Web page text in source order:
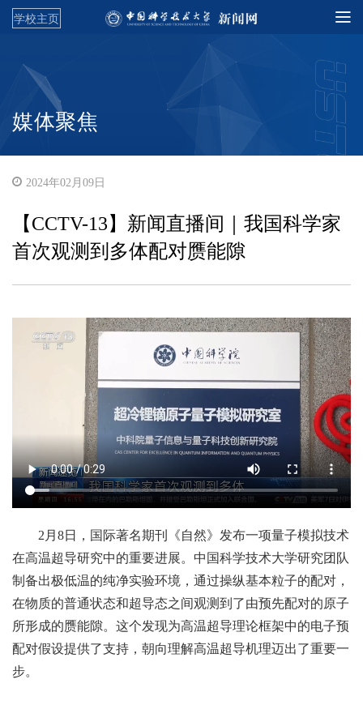
学校主页
媒体聚焦
2024年02月09日
【CCTV-13】新闻直播间｜我国科学家
首次观测到多体配对赝能隙
2月8日，国际著名期刊《自然》发布一项量子模拟技术
在高温超导研究中的重要进展。中国科学技术大学研究团队
制备出极低温的纯净实验环境，通过操纵基本粒子的配对，
在物质的普通状态和超导态之间观测到了由预先配对的原子
所形成的赝能隙。这个发现为高温超导理论框架中的电子预
配对假设提供了支持，朝向理解高温超导机理迈出了重要一
步。